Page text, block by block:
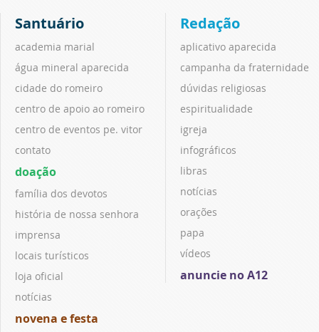
Santuário
academia marial
água mineral aparecida
cidade do romeiro
centro de apoio ao romeiro
centro de eventos pe. vitor
contato
doação
família dos devotos
história de nossa senhora
imprensa
locais turísticos
loja oficial
notícias
novena e festa
Redação
aplicativo aparecida
campanha da fraternidade
dúvidas religiosas
espiritualidade
igreja
infográficos
libras
notícias
orações
papa
vídeos
anuncie no A12